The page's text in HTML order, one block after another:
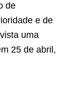
de
e de
uma
25 de abril,